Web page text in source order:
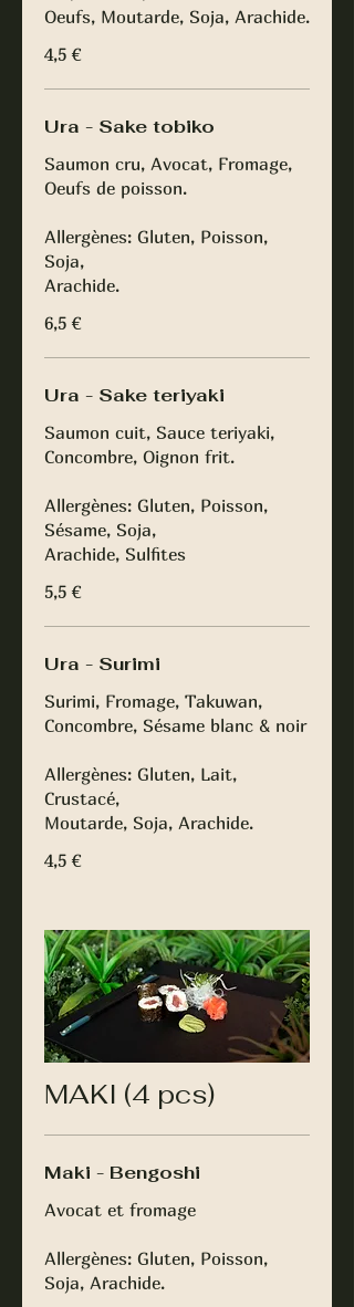
Oeufs, Moutarde, Soja, Arachide.
4,5 €
Ura - Sake tobiko
Saumon cru, Avocat, Fromage,
Oeufs de poisson.
Allergènes: Gluten, Poisson,
Soja,
Arachide.
6,5 €
Ura - Sake teriyaki
Saumon cuit, Sauce teriyaki,
Concombre, Oignon frit.
Allergènes: Gluten, Poisson,
Sésame, Soja,
Arachide, Sulfites
5,5 €
Ura - Surimi
Surimi, Fromage, Takuwan,
Concombre, Sésame blanc & noir
Allergènes: Gluten, Lait,
Crustacé,
Moutarde, Soja, Arachide.
4,5 €
MAKI (4 pcs)
Maki - Bengoshi
Avocat et fromage
Allergènes: Gluten, Poisson,
Soja, Arachide.